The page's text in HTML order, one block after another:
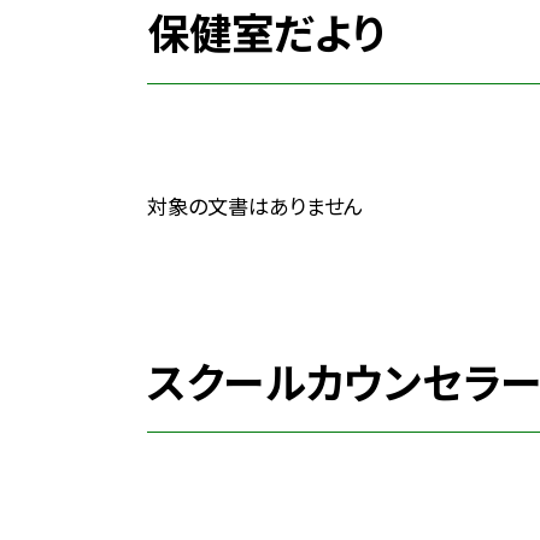
保健室だより
対象の文書はありません
スクールカウンセラ